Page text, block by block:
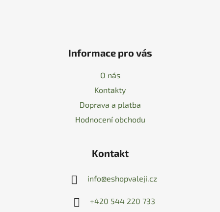
Informace pro vás
O nás
Kontakty
Doprava a platba
Hodnocení obchodu
Kontakt
info@eshopvaleji.cz
+420 544 220 733